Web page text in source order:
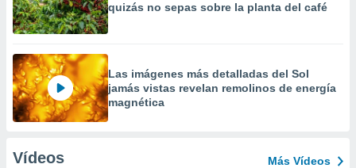
quizás no sepas sobre la planta del café
Las imágenes más detalladas del Sol
jamás vistas revelan remolinos de energía
magnética
Vídeos Más Vídeos